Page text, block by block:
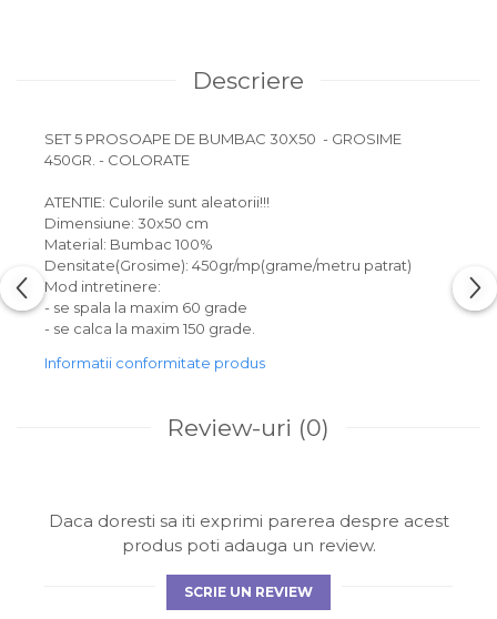
Descriere
SET 5 PROSOAPE DE BUMBAC 30X50 - GROSIME
450GR. - COLORATE
ATENTIE: Culorile sunt aleatorii!!!
Dimensiune: 30x50 cm
Material: Bumbac 100%
Densitate(Grosime): 450gr/mp(grame/metru patrat)
Mod intretinere:
- se spala la maxim 60 grade
- se calca la maxim 150 grade.
Informatii conformitate produs
Review-uri (0)
Daca doresti sa iti exprimi parerea despre acest
produs poti adauga un review.
SCRIE UN REVIEW